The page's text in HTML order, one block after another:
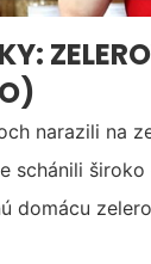
narazili na
schánili
domácu